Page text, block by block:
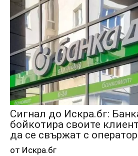
Сигнал до Искра.бг:
бойкотира своите
да се свържат с
от Искра.бг